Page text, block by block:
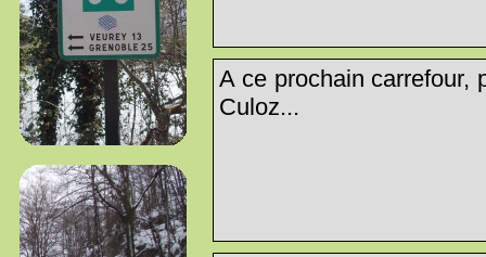
A ce prochain carrefour,
Culoz...